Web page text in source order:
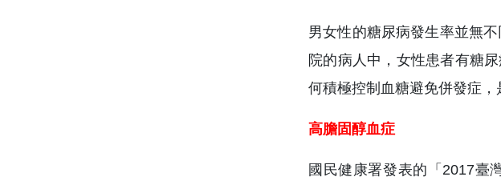
男女性的糖尿病發生率並無
院的病人中，女性患者有糖
何積極控制血糖避免併發症，
高膽固醇血症
國民健康署發表的「2017臺